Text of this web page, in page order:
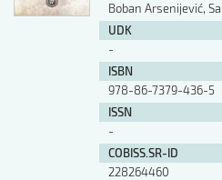
УПУТСТВА
Правилник о издавачкој
Упутство ауторима
Упутство уредницима
Изјава о ауторству
Изјава о лектури
Изјава о коришћењу
Упутство за бирање лиценце
Уговор са аутором
Boban Arsenijević,
UDK
-
ISBN
978-86-7379-436-5
ISSN
-
COBISS.SR-ID
228264460